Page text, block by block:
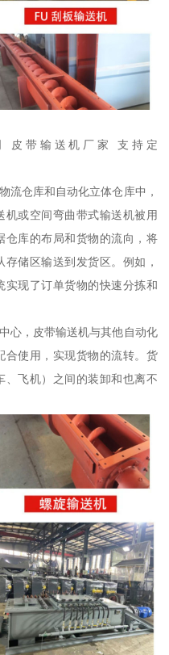
皮带输送机厂家 支持定
仓库和自动化立体仓库中，
机或空间弯曲带式输送机被用
仓库的布局和货物的流向，将
储区输送到发货区。例如，
实现了订单货物的快速分拣和
，皮带输送机与其他自动化
合使用，实现货物的流转。货
、飞机）之间的装卸和也离不